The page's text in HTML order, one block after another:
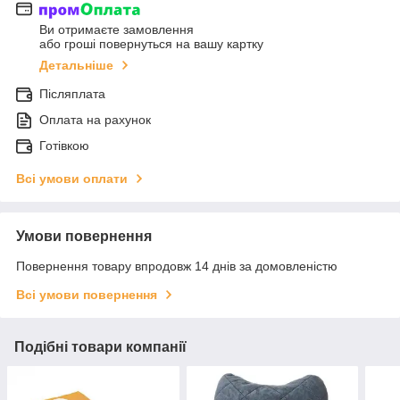
Ви отримаєте замовлення
або гроші повернуться на вашу картку
Детальніше
Післяплата
Оплата на рахунок
Готівкою
Всі умови оплати
Умови повернення
Повернення товару впродовж 14 днів за домовленістю
Всі умови повернення
Подібні товари компанії